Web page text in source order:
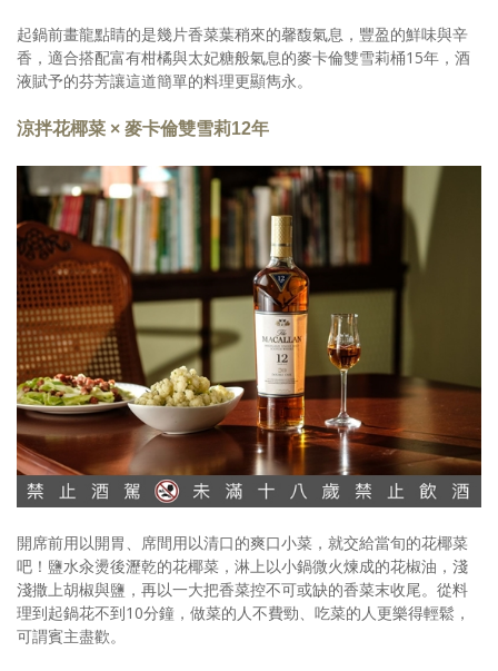
起鍋前畫龍點睛的是幾片香菜葉稍來的馨馥氣息，豐盈的鮮味與辛
香，適合搭配富有柑橘與太妃糖般氣息的麥卡倫雙雪莉桶15年，酒
液賦予的芬芳讓這道簡單的料理更顯雋永。
涼拌花椰菜 × 麥卡倫雙雪莉12年
開席前用以開胃、席間用以清口的爽口小菜，就交給當旬的花椰菜
吧！鹽水汆燙後瀝乾的花椰菜，淋上以小鍋微火煉成的花椒油，淺
淺撒上胡椒與鹽，再以一大把香菜控不可或缺的香菜末收尾。從料
理到起鍋花不到10分鐘，做菜的人不費勁、吃菜的人更樂得輕鬆，
可謂賓主盡歡。